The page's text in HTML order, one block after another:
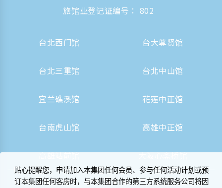
旅馆业登记证编号： 802
台北西门馆 台大尊贤馆
台北三重馆 台北中山馆
宜兰礁溪馆 花莲中正馆
台南虎山馆 高雄中正馆
高雄站前馆 大阪心斋桥馆
贴心提醒您，申请加入本集团任何会员、参与任何活动计划或预
订本集团任何客房时，与本集团合作的第三方系统服务公司将因